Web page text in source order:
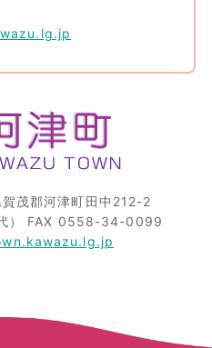
賀茂郡河津町田中212-2
） FAX 0558-34-0099